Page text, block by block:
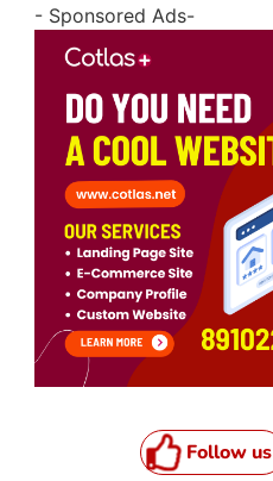
- Sponsored Ads-
Follow us